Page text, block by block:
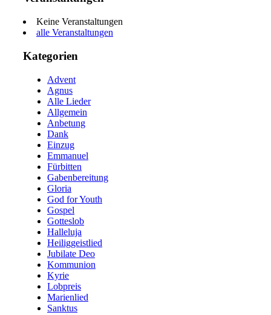
Keine Veranstaltungen
alle Veranstaltungen
Kategorien
Advent
Agnus
Alle Lieder
Allgemein
Anbetung
Dank
Einzug
Emmanuel
Fürbitten
Gabenbereitung
Gloria
God for Youth
Gospel
Gotteslob
Halleluja
Heiliggeistlied
Jubilate Deo
Kommunion
Kyrie
Lobpreis
Marienlied
Sanktus